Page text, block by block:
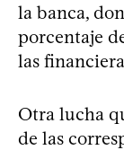
la banca,
porcentaje
las
Otra lucha
de las